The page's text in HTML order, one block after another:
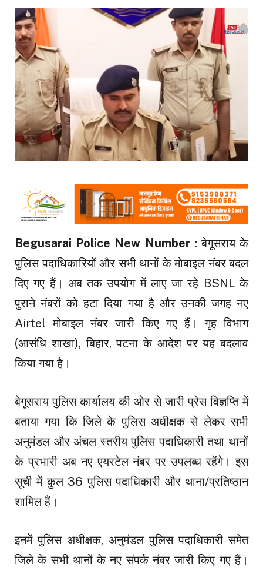
Begusarai Police New Number :बेगूसराय के
पुलिस पदाधिकारियों और सभी थानों के मोबाइल नंबर बदल
दिए गए हैं। अब तक उपयोग में लाए जा रहे BSNL के
पुराने नंबरों को हटा दिया गया है और उनकी जगह नए
Airtel मोबाइल नंबर जारी किए गए हैं। गृह विभाग
(आसंधि शाखा), बिहार, पटना के आदेश पर यह बदलाव
किया गया है।
बेगूसराय पुलिस कार्यालय की ओर से जारी प्रेस विज्ञप्ति में
बताया गया कि जिले के पुलिस अधीक्षक से लेकर सभी
अनुमंडल और अंचल स्तरीय पुलिस पदाधिकारी तथा थानों
के प्रभारी अब नए एयरटेल नंबर पर उपलब्ध रहेंगे। इस
सूची में कुल 36 पुलिस पदाधिकारी और थाना/प्रतिष्ठान
शामिल हैं।
इनमें पुलिस अधीक्षक, अनुमंडल पुलिस पदाधिकारी समेत
जिले के सभी थानों के नए संपर्क नंबर जारी किए गए हैं।